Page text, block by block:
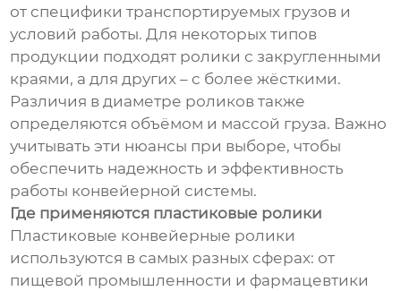
от специфики транспортируемых грузов и
условий работы. Для некоторых типов
продукции подходят ролики с закругленными
краями, а для других – с более жёсткими.
Различия в диаметре роликов также
определяются объёмом и массой груза. Важно
учитывать эти нюансы при выборе, чтобы
обеспечить надежность и эффективность
работы конвейерной системы.
Где применяются пластиковые ролики
Пластиковые конвейерные ролики
используются в самых разных сферах: от
пищевой промышленности и фармацевтики